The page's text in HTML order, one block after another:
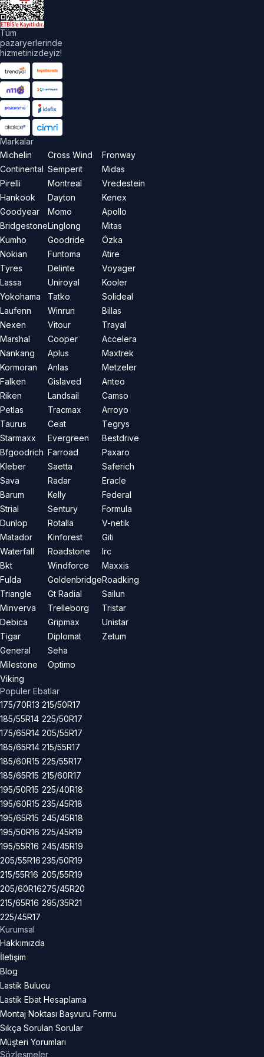
Tüm
pazaryerlerinde
hizmetinizdeyiz!
Markalar
Michelin
Continental
Pirelli
Hankook
Goodyear
Bridgestone
Kumho
Nokian
Tyres
Lassa
Yokohama
Laufenn
Nexen
Marshal
Nankang
Kormoran
Falken
Riken
Petlas
Taurus
Starmaxx
Bfgoodrich
Kleber
Sava
Barum
Strial
Dunlop
Matador
Waterfall
Bkt
Fulda
Triangle
Minverva
Debica
Tigar
General
Milestone
Viking
Cross Wind
Semperit
Montreal
Dayton
Momo
Linglong
Goodride
Funtoma
Delinte
Uniroyal
Tatko
Winrun
Vitour
Cooper
Aplus
Anlas
Gislaved
Landsail
Tracmax
Ceat
Evergreen
Farroad
Saetta
Radar
Kelly
Sentury
Rotalla
Kinforest
Roadstone
Windforce
Goldenbridge
Gt Radial
Trelleborg
Gripmax
Diplomat
Seha
Optimo
Fronway
Midas
Vredestein
Kenex
Apollo
Mitas
Özka
Atire
Voyager
Kooler
Solideal
Billas
Trayal
Accelera
Maxtrek
Metzeler
Anteo
Camso
Arroyo
Tegrys
Bestdrive
Paxaro
Saferich
Eracle
Federal
Formula
V-netik
Giti
Irc
Maxxis
Roadking
Sailun
Tristar
Unistar
Zetum
Popüler Ebatlar
175/70R13
185/55R14
175/65R14
185/65R14
185/60R15
185/65R15
195/50R15
195/60R15
195/65R15
195/50R16
195/55R16
205/55R16
215/55R16
205/60R16
215/65R16
225/45R17
215/50R17
225/50R17
205/55R17
215/55R17
225/55R17
215/60R17
225/40R18
235/45R18
245/45R18
225/45R19
245/45R19
235/50R19
205/55R19
275/45R20
295/35R21
Kurumsal
Hakkımızda
İletişim
Blog
Lastik Bulucu
Lastik Ebat Hesaplama
Montaj Noktası Başvuru Formu
Sıkça Sorulan Sorular
Müşteri Yorumları
Sözleşmeler